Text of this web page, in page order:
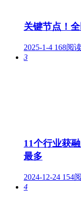
关键节点！
2025-1-4 168阅
3
11个行业获
最多
2024-12-24 154
4